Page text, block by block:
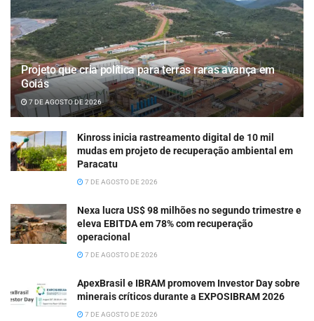
Projeto que cria política para terras raras avança em
Goiás
7 DE AGOSTO DE 2026
Kinross inicia rastreamento digital de 10 mil
mudas em projeto de recuperação ambiental em
Paracatu
7 DE AGOSTO DE 2026
Nexa lucra US$ 98 milhões no segundo trimestre e
eleva EBITDA em 78% com recuperação
operacional
7 DE AGOSTO DE 2026
ApexBrasil e IBRAM promovem Investor Day sobre
minerais críticos durante a EXPOSIBRAM 2026
7 DE AGOSTO DE 2026